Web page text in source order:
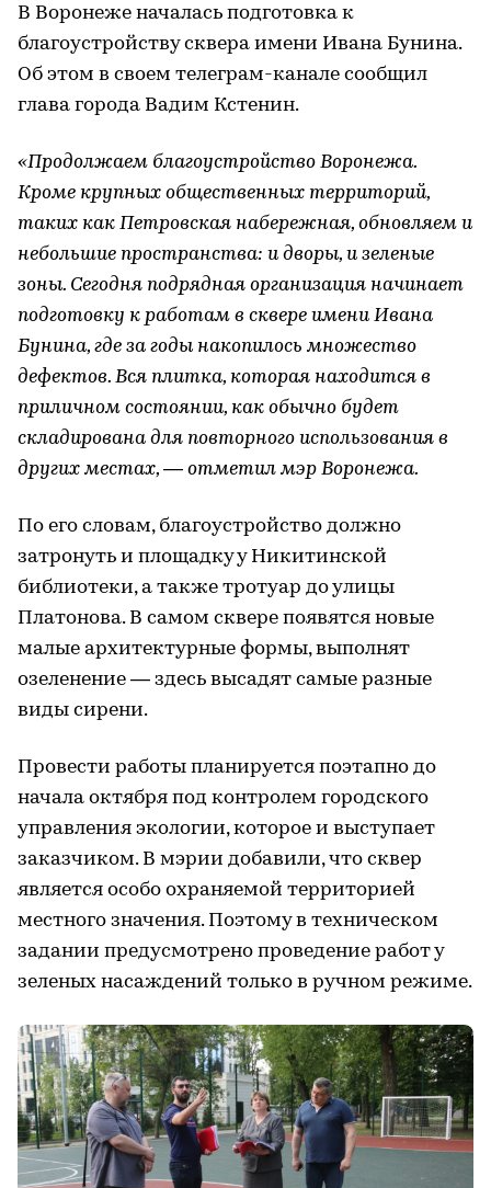
В Воронеже началась подготовка к
благоустройству сквера имени Ивана Бунина.
Об этом в своем телеграм-канале сообщил
глава города Вадим Кстенин.
«Продолжаем благоустройство Воронежа.
Кроме крупных общественных территорий,
таких как Петровская набережная, обновляем и
небольшие пространства: и дворы, и зеленые
зоны. Сегодня подрядная организация начинает
подготовку к работам в сквере имени Ивана
Бунина, где за годы накопилось множество
дефектов. Вся плитка, которая находится в
приличном состоянии, как обычно будет
складирована для повторного использования в
других местах, ― отметил мэр Воронежа.
По его словам, благоустройство должно
затронуть и площадку у Никитинской
библиотеки, а также тротуар до улицы
Платонова. В самом сквере появятся новые
малые архитектурные формы, выполнят
озеленение ― здесь высадят самые разные
виды сирени.
Провести работы планируется поэтапно до
начала октября под контролем городского
управления экологии, которое и выступает
заказчиком. В мэрии добавили, что сквер
является особо охраняемой территорией
местного значения. Поэтому в техническом
задании предусмотрено проведение работ у
зеленых насаждений только в ручном режиме.